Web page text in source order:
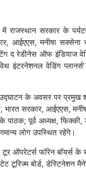
राजस्थान सरकार के
आईएएस, मनीषा सक्सेना
द रेडीनेस ऑफ
इंटरनेशनल वेडिंग प्लानर्स’
के अवसर पर प्रमुख
भारत सरकार, आईएएस,
पूर्व अध्यक्ष, फिक्की,
लोग उपस्थित रहेंगे।
फॉरेन बॉयर्स के
टूरिज्म बोर्ड, डेस्टिनेशन